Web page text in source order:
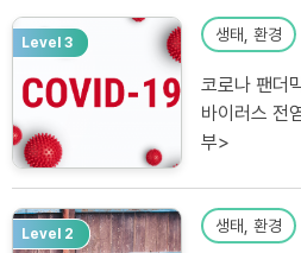
Level 3 생태, 환경
코로나 팬더
바이러스 전
부>
Level 2 생태, 환경